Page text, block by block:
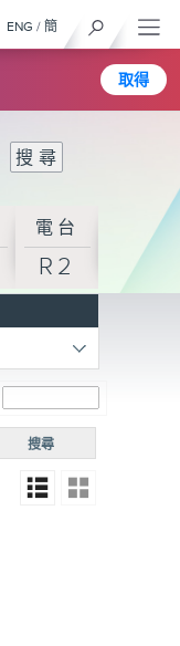
取得
ENG / 簡
電台
R2
搜尋